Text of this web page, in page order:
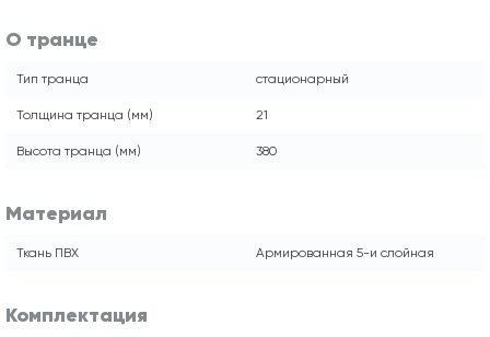
О транце
Тип транца стационарный
Толщина транца (мм) 21
Высота транца (мм) 380
Материал
Ткань ПВХ Армированная 5-и слойная
Комплектация